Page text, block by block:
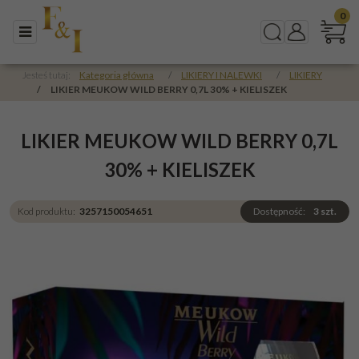
Menu SzukajPanel
0
Jesteś tutaj: Kategoria główna / LIKIERY I NALEWKI /
LIKIERY
/
LIKIER MEUKOW WILD BERRY 0,7L 30% + KIELISZEK
LIKIER MEUKOW WILD BERRY 0,7L
30% + KIELISZEK
Kod produktu: 3257150054651 Dostępność: 3 szt.